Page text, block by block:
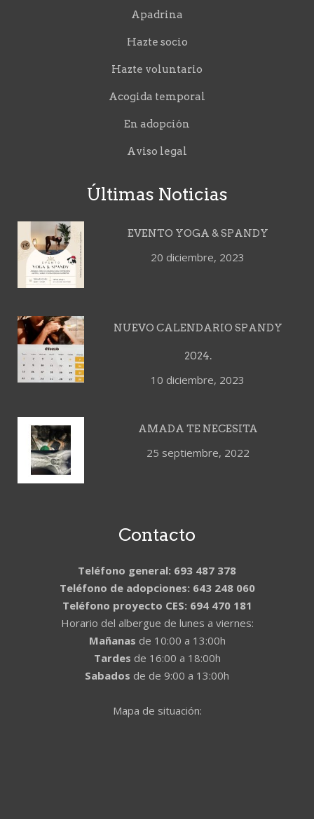
Apadrina
Hazte socio
Hazte voluntario
Acogida temporal
En adopción
Aviso legal
Últimas Noticias
EVENTO YOGA & SPANDY
20 diciembre, 2023
NUEVO CALENDARIO SPANDY
2024.
10 diciembre, 2023
AMADA TE NECESITA
25 septiembre, 2022
Contacto
Teléfono general: 693 487 378
Teléfono de adopciones: 643 248 060
Teléfono proyecto CES: 694 470 181
Horario del albergue de lunes a viernes:
Mañanas de 10:00 a 13:00h
Tardes de 16:00 a 18:00h
Sabados de de 9:00 a 13:00h
Mapa de situación: